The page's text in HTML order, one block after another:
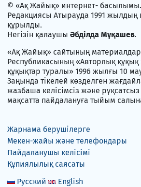
© «Ақ Жайық» интернет- басылымы.
Редакциясы Атырауда 1991 жылдың
құрылды.
Негізін қалаушы Әбділда Мұқашев.
«Ақ Жайық» сайтының
Республикасының «Авторлық құқық
құқықтар туралы» 1996 жылғы 10
Заңында тікелей көзделген
жазбаша келісімсіз және рұқсатсыз
мақсатта пайдалануға тыйым
Жарнама берушілерге
Мекен-жайы және телефондары
Пайдаланушы келісімі
Құпиялылық саясаты
Русский
English